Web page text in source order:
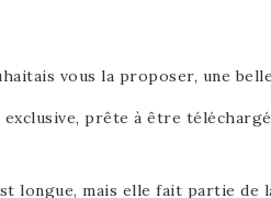
vous la proposer, une
prête à être
longue, mais elle fait partie de